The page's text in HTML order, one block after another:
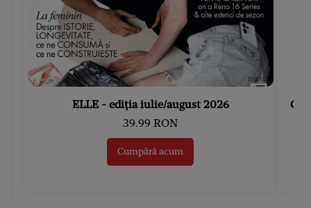
ELLE - ediția iulie/august 2026
39.99 RON
Cumpără acum